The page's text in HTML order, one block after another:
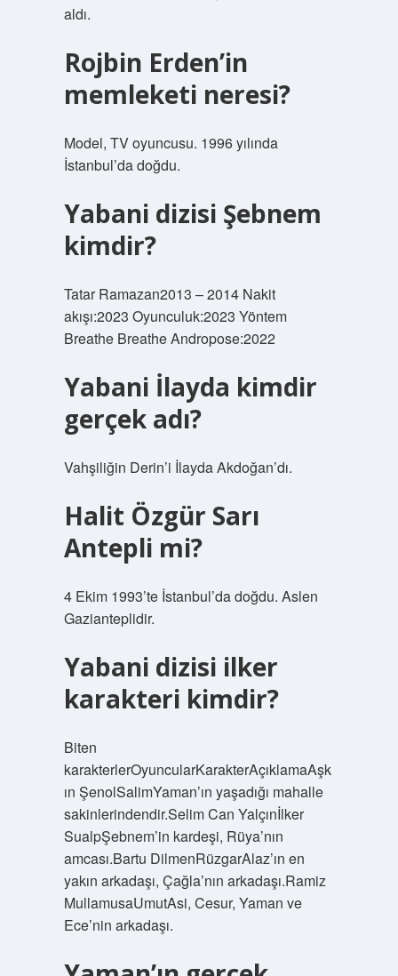
aldı.
Rojbin Erden’in
memleketi neresi?
Model, TV oyuncusu. 1996 yılında
İstanbul’da doğdu.
Yabani dizisi Şebnem
kimdir?
Tatar Ramazan2013 – 2014 Nakit
akışı:2023 Oyunculuk:2023 Yöntem
Breathe Breathe Andropose:2022
Yabani İlayda kimdir
gerçek adı?
Vahşiliğin Derin’i İlayda Akdoğan’dı.
Halit Özgür Sarı
Antepli mi?
4 Ekim 1993’te İstanbul’da doğdu. Aslen
Gazianteplidir.
Yabani dizisi ilker
karakteri kimdir?
Biten
karakterlerOyuncularKarakterAçıklamaAşk
ın ŞenolSalimYaman’ın yaşadığı mahalle
sakinlerindendir.Selim Can Yalçınİlker
SualpŞebnem’in kardeşi, Rüya’nın
amcası.Bartu DilmenRüzgarAlaz’ın en
yakın arkadaşı, Çağla’nın arkadaşı.Ramiz
MullamusaUmutAsi, Cesur, Yaman ve
Ece’nin arkadaşı.